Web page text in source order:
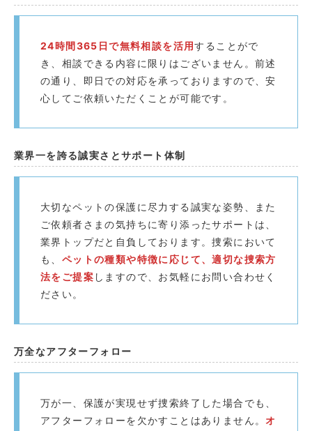
24時間365日で無料相談を活用することがで
き、相談できる内容に限りはございません。前述
の通り、即日での対応を承っておりますので、安
心してご依頼いただくことが可能です。
業界一を誇る誠実さとサポート体制
大切なペットの保護に尽力する誠実な姿勢、また
ご依頼者さまの気持ちに寄り添ったサポートは、
業界トップだと自負しております。捜索において
も、 ペットの種類や特徴に応じて、適切な捜索方
法をご提案 しますので、お気軽にお問い合わせく
ださい。
万全なアフターフォロー
万が一、保護が実現せず捜索終了した場合でも、
アフターフォローを欠かすことはありません。オ